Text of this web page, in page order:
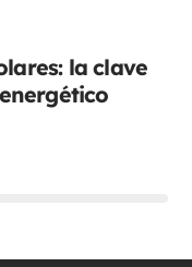
la clave